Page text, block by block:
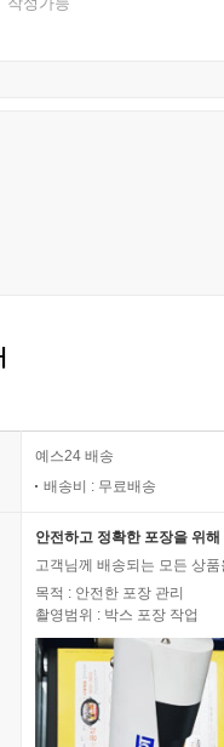
예스24 배송
배송비 : 무료배송
안전하고 정확한 포장을 위
고객님께 배송되는 모든 상
목적 : 안전한 포장 관리
촬영범위 : 박스 포장 작업